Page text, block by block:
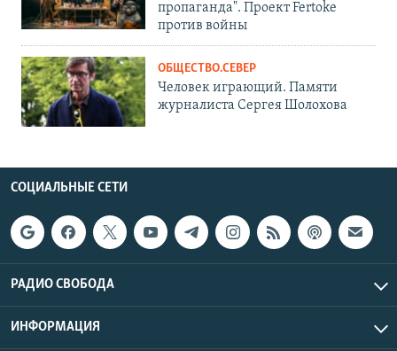
пропаганда". Проект Fertoke
против войны
ОБЩЕСТВО.СЕВЕР
Человек играющий. Памяти
журналиста Сергея Шолохова
СОЦИАЛЬНЫЕ СЕТИ
РАДИО СВОБОДА
ИНФОРМАЦИЯ